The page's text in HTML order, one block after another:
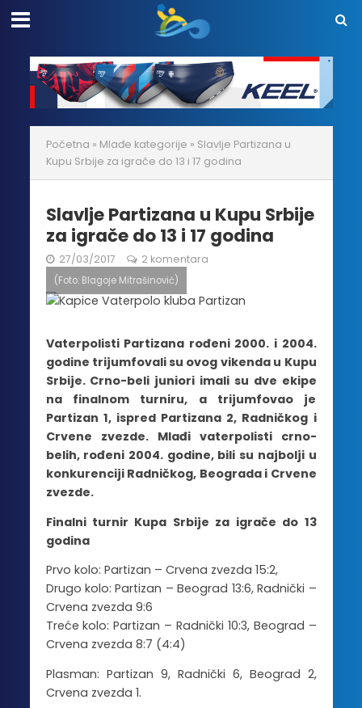
Početna » Mlađe kategorije » Slavlje Partizana u
Kupu Srbije za igrače do 13 i 17 godina
Slavlje Partizana u Kupu Srbije
za igrače do 13 i 17 godina
27/03/2017 2 komentara
(Foto: Blagoje Mitrašinović)
Vaterpolisti Partizana rođeni 2000. i 2004.
godine trijumfovali su ovog vikenda u Kupu
Srbije. Crno-beli juniori imali su dve ekipe
na finalnom turniru, a trijumfovao je
Partizan 1, ispred Partizana 2, Radničkog i
Crvene zvezde. Mlađi vaterpolisti crno-
belih, rođeni 2004. godine, bili su najbolji u
konkurenciji Radničkog, Beograda i Crvene
zvezde.
Finalni turnir Kupa Srbije za igrače do 13
godina
Prvo kolo: Partizan – Crvena zvezda 15:2,
Drugo kolo: Partizan – Beograd 13:6, Radnički –
Crvena zvezda 9:6
Treće kolo: Partizan – Radnički 10:3, Beograd –
Crvena zvezda 8:7 (4:4)
Plasman: Partizan 9, Radnički 6, Beograd 2,
Crvena zvezda 1.